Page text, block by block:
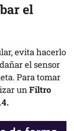
el
evita hacerlo
el sensor
Para tomar
un​​Filtro